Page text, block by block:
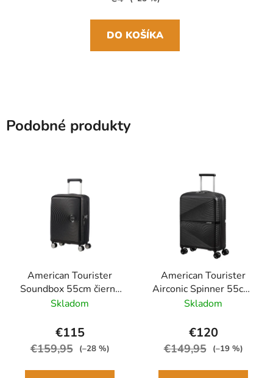
DO KOŠÍKA
Podobné produkty
American Tourister
Soundbox 55cm čierna
Spinner rozšíriteľný
Skladom
€115
€159,95 (–28 %)
American Tourister
Airconic Spinner 55cm,
Čierna
Skladom
€120
€149,95 (–19 %)